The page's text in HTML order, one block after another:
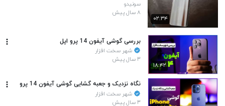
۰۲:۳۴
سونیدو
۸ سال پیش
۱۸:۴۲
بررسی گوشی آیفون 14 پرو اپل
شهر سخت افزار
۳ سال پیش
نگاه نزدیک و جعبه گشایی گوشی آیفون 14 پرو
شهر سخت افزار
۳ سال پیش